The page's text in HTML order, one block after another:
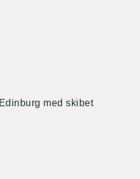
med skibet